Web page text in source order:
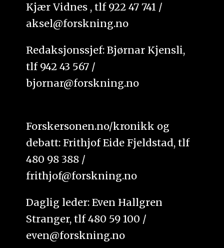
Kjær Vidnes , tlf 922 47 741 /
aksel@forskning.no
Redaksjonssjef: Bjørnar Kjensli,
tlf 942 43 567 /
bjornar@forskning.no
Forskersonen.no/kronikk og
debatt: Frithjof Eide Fjeldstad, tlf
480 98 388 /
frithjof@forskning.no
Daglig leder: Even Hallgren
Stranger, tlf 480 59 100 /
even@forskning.no